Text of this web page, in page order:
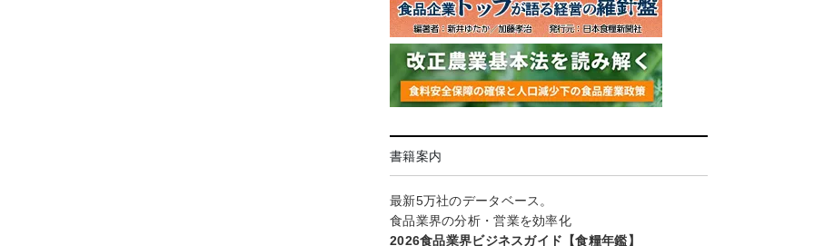
書籍案内
最新5万社のデータベース。
食品業界の分析・営業を効率化
2026食品業界ビジネスガイド【食糧年鑑】